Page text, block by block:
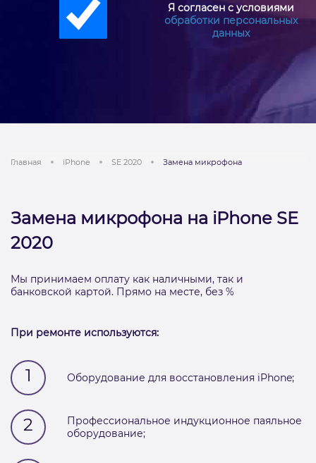
Я согласен с условиями
обработки персональных
данных
Главная iPhone SE 2020 Замена микрофона
Замена микрофона на iPhone SE
2020
Мы принимаем оплату как наличными, так и
банковской картой. Прямо на месте, без %
При ремонте используются:
1 Оборудование для восстановления iPhone;
2
Профессиональное индукционное паяльное
оборудование;